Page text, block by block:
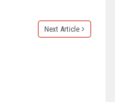
Next Article